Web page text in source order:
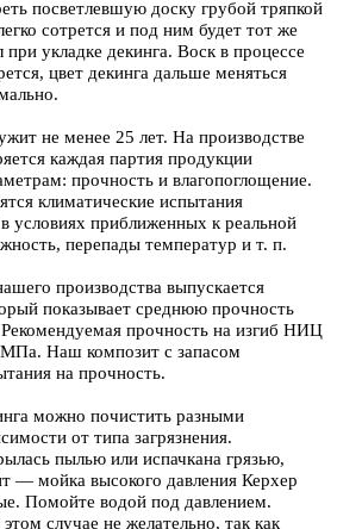
посветлевшую доску грубой тряпкой
сотрется и под ним будет тот же
укладке декинга. Воск в процессе
цвет декинга дальше меняться
не менее 25 лет. На производстве
каждая партия продукции
прочность и влагопоглощение.
климатические испытания
условиях приближенных к реальной
перепады температур и т. п.
производства выпускается
показывает среднюю прочность
прочность на изгиб НИЦ
Наш композит с запасом
на прочность.
можно почистить разными
от типа загрязнения.
пылью или испачкана грязью,
— мойка высокого давления Керхер
Помойте водой под давлением.
случае не желательно, так как